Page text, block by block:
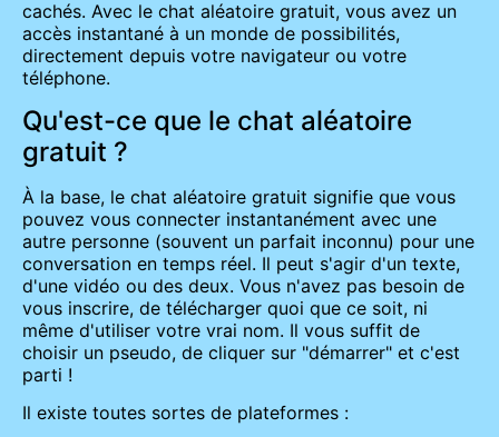
cachés. Avec le chat aléatoire gratuit, vous avez un
accès instantané à un monde de possibilités,
directement depuis votre navigateur ou votre
téléphone.
Qu'est-ce que le chat aléatoire
gratuit ?
À la base, le chat aléatoire gratuit signifie que vous
pouvez vous connecter instantanément avec une
autre personne (souvent un parfait inconnu) pour une
conversation en temps réel. Il peut s'agir d'un texte,
d'une vidéo ou des deux. Vous n'avez pas besoin de
vous inscrire, de télécharger quoi que ce soit, ni
même d'utiliser votre vrai nom. Il vous suffit de
choisir un pseudo, de cliquer sur "démarrer" et c'est
parti !
Il existe toutes sortes de plateformes :